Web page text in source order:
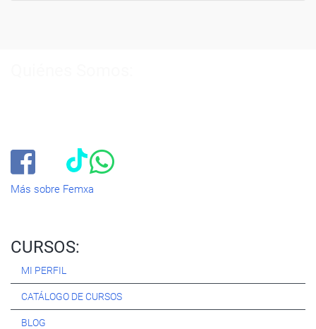
Más sobre Femxa
CURSOS:
MI PERFIL
CATÁLOGO DE CURSOS
BLOG